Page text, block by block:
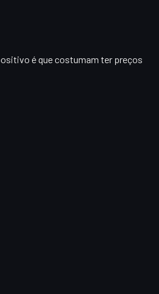
é que costumam ter preços